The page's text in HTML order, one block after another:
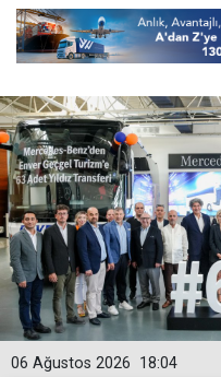
18:04
06 Ağustos 2026